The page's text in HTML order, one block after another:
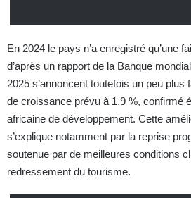
En 2024 le pays n’a enregistré qu’une
d’après un rapport de la Banque
2025 s’annoncent toutefois un peu
de croissance prévu à 1,9 %, confirmé
africaine de développement. Cette
s’explique notamment par la reprise
soutenue par de meilleures conditions
redressement du tourisme.